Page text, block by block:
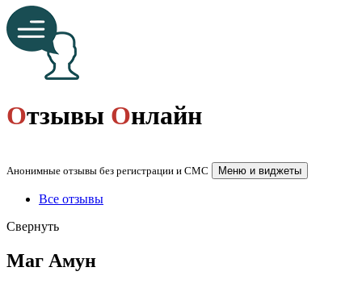
Отзывы Онлайн
Анонимные отзывы без регистрации и СМС Меню и виджеты
Все отзывы
Свернуть
Маг Амун